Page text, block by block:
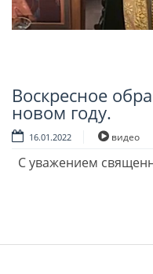
Воскресное
новом году.
16.01.2022 видео
С уважением